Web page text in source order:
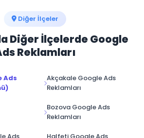
sağlıyoruz.
Diğer İlçeler
Diğer İlçelerde Google
Reklamları
Ads
Akçakale Google Ads
Reklamları
Bozova Google Ads
Reklamları